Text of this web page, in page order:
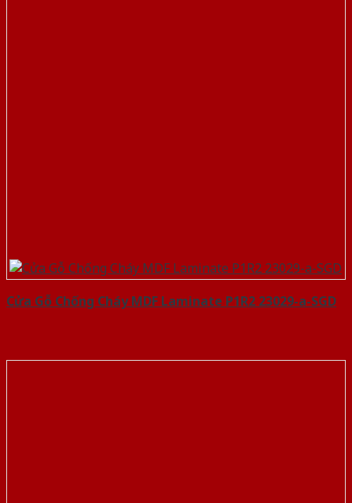
Cửa Gỗ Chống Cháy MDF Laminate P1R2 23029-a-SGD